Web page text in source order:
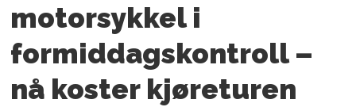
motorsykkel i
formiddagskontroll –
nå koster kjøreturen